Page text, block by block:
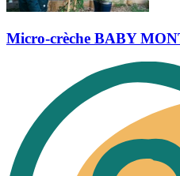
Micro-crèche BABY